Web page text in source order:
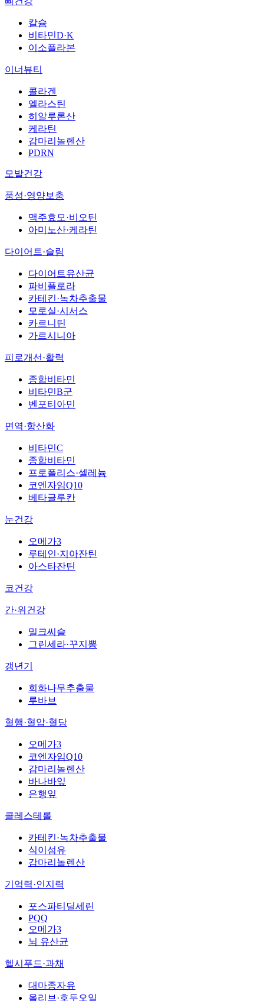
칼슘
비타민D·K
이소플라본
이너뷰티
콜라겐
엘라스틴
히알루론산
케라틴
감마리놀렌산
PDRN
모발건강
풍성·영양보충
맥주효모·비오틴
아미노산·케라틴
다이어트·슬림
다이어트유산균
파비플로라
카테킨·녹차추출물
모로실·시서스
카르니틴
가르시니아
피로개선·활력
종합비타민
비타민B군
벤포티아민
면역·항산화
비타민C
종합비타민
프로폴리스·셀레늄
코엔자임Q10
베타글루칸
눈건강
오메가3
루테인·지아잔틴
아스타잔틴
코건강
간·위건강
밀크씨슬
그린세라·꾸지뽕
갱년기
회화나무추출물
루바브
혈행·혈압·혈당
오메가3
코엔자임Q10
감마리놀렌산
바나바잎
은행잎
콜레스테롤
카테킨·녹차추출물
식이섬유
감마리놀렌산
기억력·인지력
포스파티딜세린
PQQ
오메가3
뇌 유산균
헬시푸드·과채
대마종자유
올리브·호두오일